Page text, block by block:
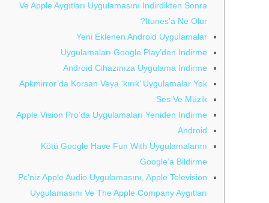
Ve Apple Aygıtları Uygulamasını Indirdikten Sonra
Itunes’a Ne Olur?
Yeni Eklenen Android Uygulamalar
Uygulamaları Google Play’den Indirme
Android Cihazınıza Uygulama Indirme
Apkmirror’da Korsan Veya ‘kırık’ Uygulamalar Yok
Ses Ve Müzik
Apple Vision Pro’da Uygulamaları Yeniden Indirme
Android
Kötü Google Have Fun With Uygulamalarını
Google’a Bildirme
Pc’niz Apple Audio Uygulamasını, Apple Television
Uygulamasını Ve The Apple Company Aygıtları